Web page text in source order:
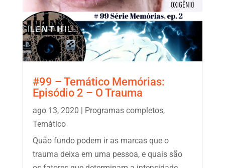
#99 – Temático Memórias:
Episódio 2 – O Trauma
ago 13, 2020 Programas completos,
Temático
Quão fundo podem ir as marcas que o
trauma deixa em uma pessoa, e quais são